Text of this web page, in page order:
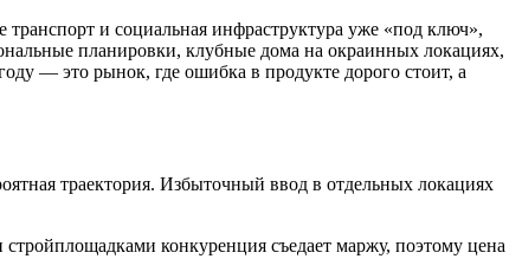
и социальная инфраструктура уже «под ключ»,
планировки, клубные дома на окраинных локациях,
— это рынок, где ошибка в продукте дорого стоит, а
траектория. Избыточный ввод в отдельных локациях
конкуренция съедает маржу, поэтому цена